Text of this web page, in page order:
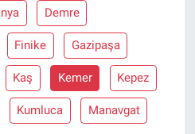
Demre
Finike Gazipaşa
Kaş Kemer Kepez
Kumluca Manavgat